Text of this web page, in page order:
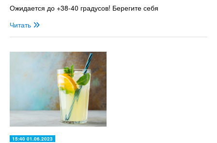
Ожидается до +38-40 градусов! Берегите себя
Читать
15:40 01.06.2023